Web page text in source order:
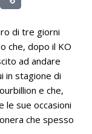
di tre giorni
che, dopo il KO
ad andare
in stagione di
e che,
le sue occasioni
che spesso